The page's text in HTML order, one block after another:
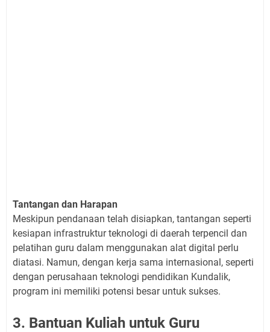
Tantangan dan Harapan
Meskipun pendanaan telah disiapkan, tantangan seperti
kesiapan infrastruktur teknologi di daerah terpencil dan
pelatihan guru dalam menggunakan alat digital perlu
diatasi. Namun, dengan kerja sama internasional, seperti
dengan perusahaan teknologi pendidikan Kundalik,
program ini memiliki potensi besar untuk sukses.
3. Bantuan Kuliah untuk Guru